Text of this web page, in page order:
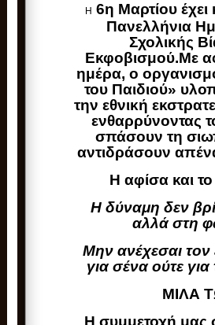
Η 6η Μαρτίου έχει
Πανελλήνια
Σχολικής
Εκφοβισμού.Με
ημέρα, ο
του Παιδιού»
την εθνική
ενθαρρύνοντας
σπάσουν τη
αντιδράσουν
Η αφίσα και
Η δύναμη δεν
αλλά στη
Μην ανέχεσαι τον
για σένα ούτε
ΜΙΛΑ
Η συμμετοχή μας